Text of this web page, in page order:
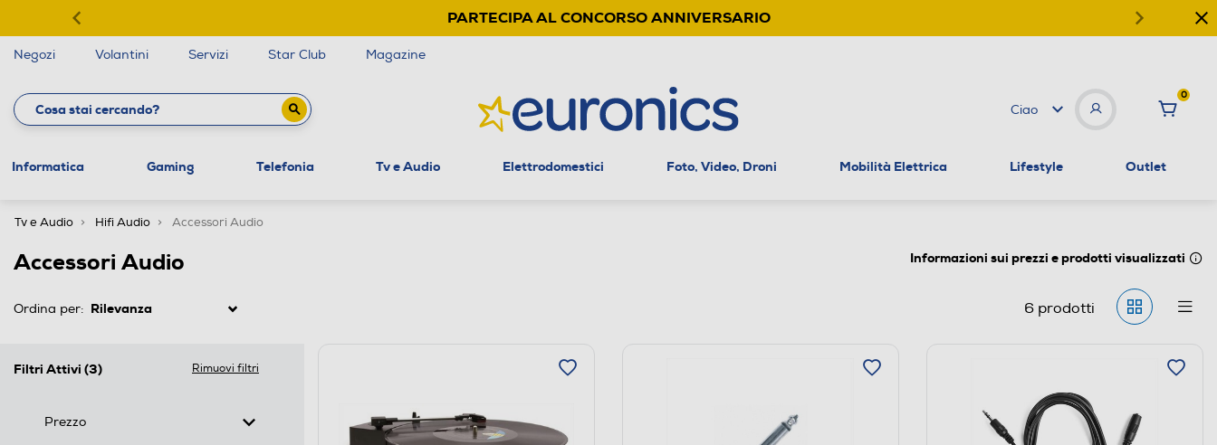
PARTECIPA AL CONCORSO ANNIVERSARIO
Negozi Volantini Servizi Star Club Magazine
Ciao
0
Informatica Gaming Telefonia Tv e Audio Elettrodomestici Foto, Video, Droni Mobilità Elettrica Lifestyle Outlet
Tv e Audio Hifi Audio Accessori Audio
Accessori Audio Informazioni sui prezzi e prodotti visualizzati
Ordina per: 6prodotti
Filtri Attivi (3) Rimuovi filtri
Prezzo